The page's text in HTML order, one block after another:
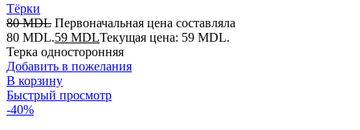
Тёрки
80MDL Первоначальная цена составляла
80 MDL.59 MDLТекущая цена: 59 MDL.
Терка односторонняя
Добавить в пожелания
В корзину
Быстрый просмотр
-40%